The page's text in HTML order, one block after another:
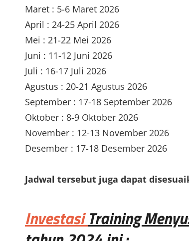
Maret : 5-6 Maret 2026
April : 24-25 April 2026
Mei : 21-22 Mei 2026
Juni : 11-12 Juni 2026
Juli : 16-17 Juli 2026
Agustus : 20-21 Agustus 2026
September : 17-18 September 2026
Oktober : 8-9 Oktober 2026
November : 12-13 November 2026
Desember : 17-18 Desember 2026
Jadwal tersebut juga dapat
Investasi Training